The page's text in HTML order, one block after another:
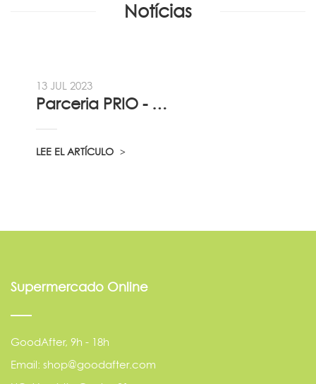
Notícias
13 JUL 2023
Parceria PRIO - Viadireta - Goodafter...
LEE EL ARTÍCULO
Supermercado Online
GoodAfter, 9h - 18h
Email: shop@goodafter.com